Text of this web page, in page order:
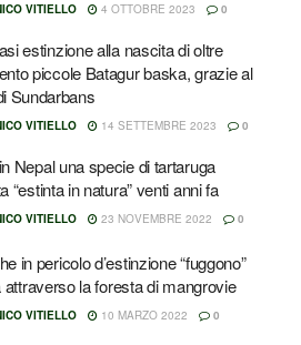
VITIELLO 4 OTTOBRE 2023 0
estinzione alla nascita di oltre
piccole Batagur baska, grazie al
Sundarbans
VITIELLO 14 SETTEMBRE 2023 0
Nepal una specie di tartaruga
“estinta in natura” venti anni fa
VITIELLO 23 NOVEMBRE 2022 0
in pericolo d’estinzione “fuggono”
attraverso la foresta di mangrovie
VITIELLO 10 MARZO 2022 0